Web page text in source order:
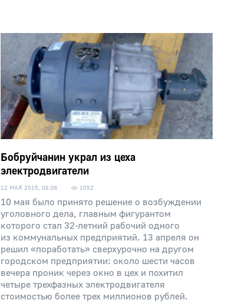
Бобруйчанин украл из цеха
электродвигатели
12 МАЯ 2015, 06:06 1052
10 мая было принято решение о возбуждении
уголовного дела, главным фигурантом
которого стал 32‑летний рабочий одного
из коммунальных предприятий. 13 апреля он
решил «поработать» сверхурочно на другом
городском предприятии: около шести часов
вечера проник через окно в цех и похитил
четыре трехфазных электродвигателя
стоимостью более трех миллионов рублей.